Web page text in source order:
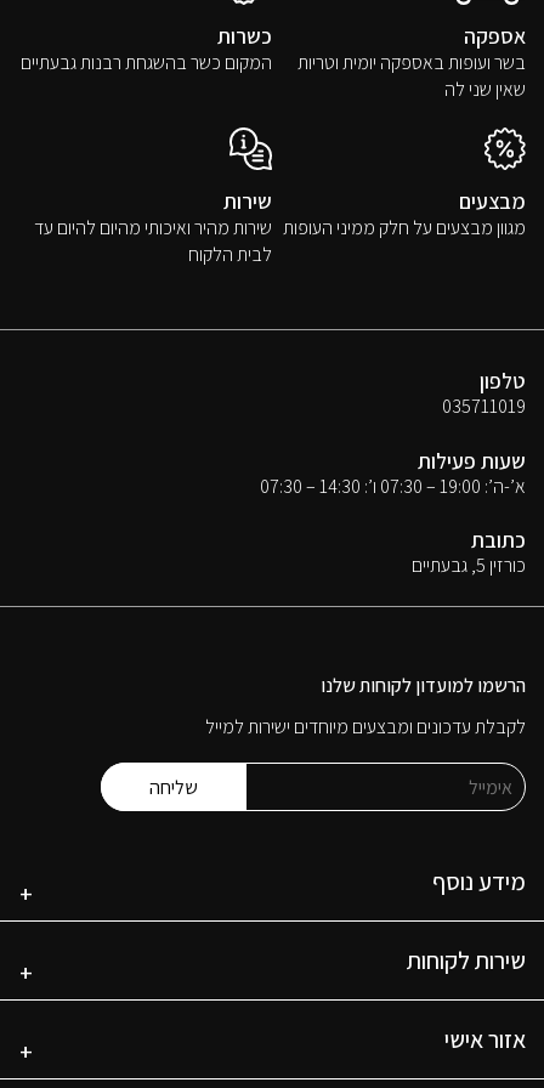
אספקה
בשר ועופות באספקה יומית וטריות
שאין שני לה
כשרות
המקום כשר בהשגחת רבנות גבעתיים
מבצעים
מגוון מבצעים על חלק ממיני העופות
שירות
שירות מהיר ואיכותי מהיום להיום עד
לבית הלקוח
טלפון
035711019
שעות פעילות
א’-ה’: 19:00 – 07:30 ו’: 14:30 – 07:30
כתובת
כורזין 5, גבעתיים
הרשמו למועדון לקוחות שלנו
לקבלת עדכונים ומבצעים מיוחדים ישירות למייל
מידע נוסף
שירות לקוחות
אזור אישי